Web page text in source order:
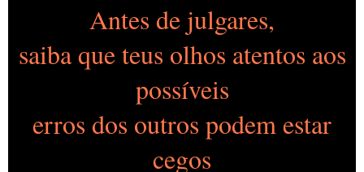
Antes de julgares,
saiba que teus olhos atentos aos
possíveis
erros dos outros podem estar
cegos